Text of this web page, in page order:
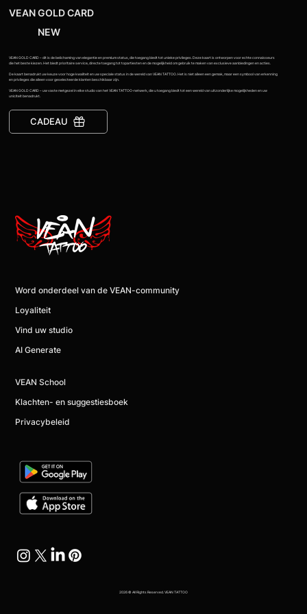
VEAN GOLD CARD
NEW
VEAN GOLD CARD – dit is de belichaming van elegantie en premium status, die toegang biedt tot unieke privileges. Deze kaart is ontworpen voor echte connaisseurs
die het beste kiezen. Het biedt prioritaire service, directe toegang tot topartiesten en de mogelijkheid om gebruik te maken van exclusieve aanbiedingen en acties.
De kaart benadrukt uw keuze voor hoge kwaliteit en uw speciale status in de wereld van VEAN TATTOO. Het is niet alleen een gemak, maar een symbool van erkenning
en privileges die alleen voor geselecteerde klanten beschikbaar zijn.
VEAN GOLD CARD – uw vaste metgezel in elke studio van het VEAN TATTOO-netwerk, die u toegang biedt tot een wereld van uitzonderlijke mogelijkheden en uw
uniciteit benadrukt.
CADEAU
Word onderdeel van de VEAN-community
Loyaliteit
Vind uw studio
AI Generate
VEAN School
Klachten- en suggestiesboek
Privacybeleid
2026 © All Rights Reserved. VEAN TATTOO